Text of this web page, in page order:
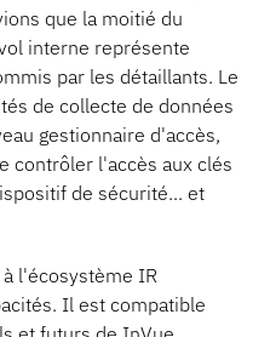
que la moitié du
interne représente
par les détaillants. Le
de collecte de données
gestionnaire d'accès,
contrôler l'accès aux clés
de sécurité... et
l'écosystème IR
Il est compatible